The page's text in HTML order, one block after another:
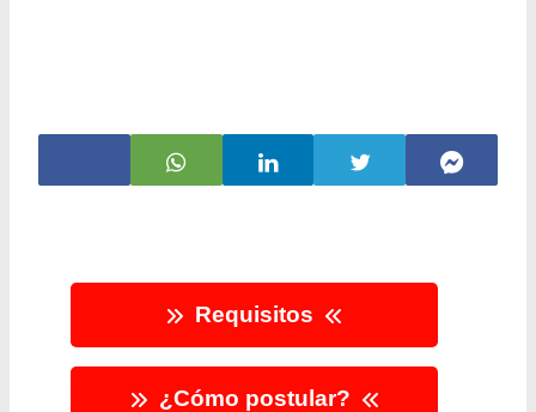
Requisitos
¿Cómo postular?